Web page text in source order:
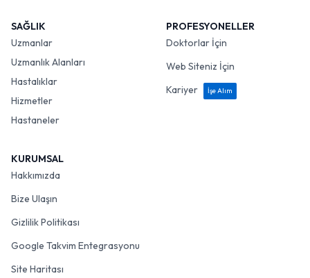
SAĞLIK
Uzmanlar
Uzmanlık Alanları
Hastalıklar
Hizmetler
Hastaneler
PROFESYONELLER
Doktorlar İçin
Web Siteniz İçin
Kariyer
İşe Alım
KURUMSAL
Hakkımızda
Bize Ulaşın
Gizlilik Politikası
Google Takvim Entegrasyonu
Site Haritası